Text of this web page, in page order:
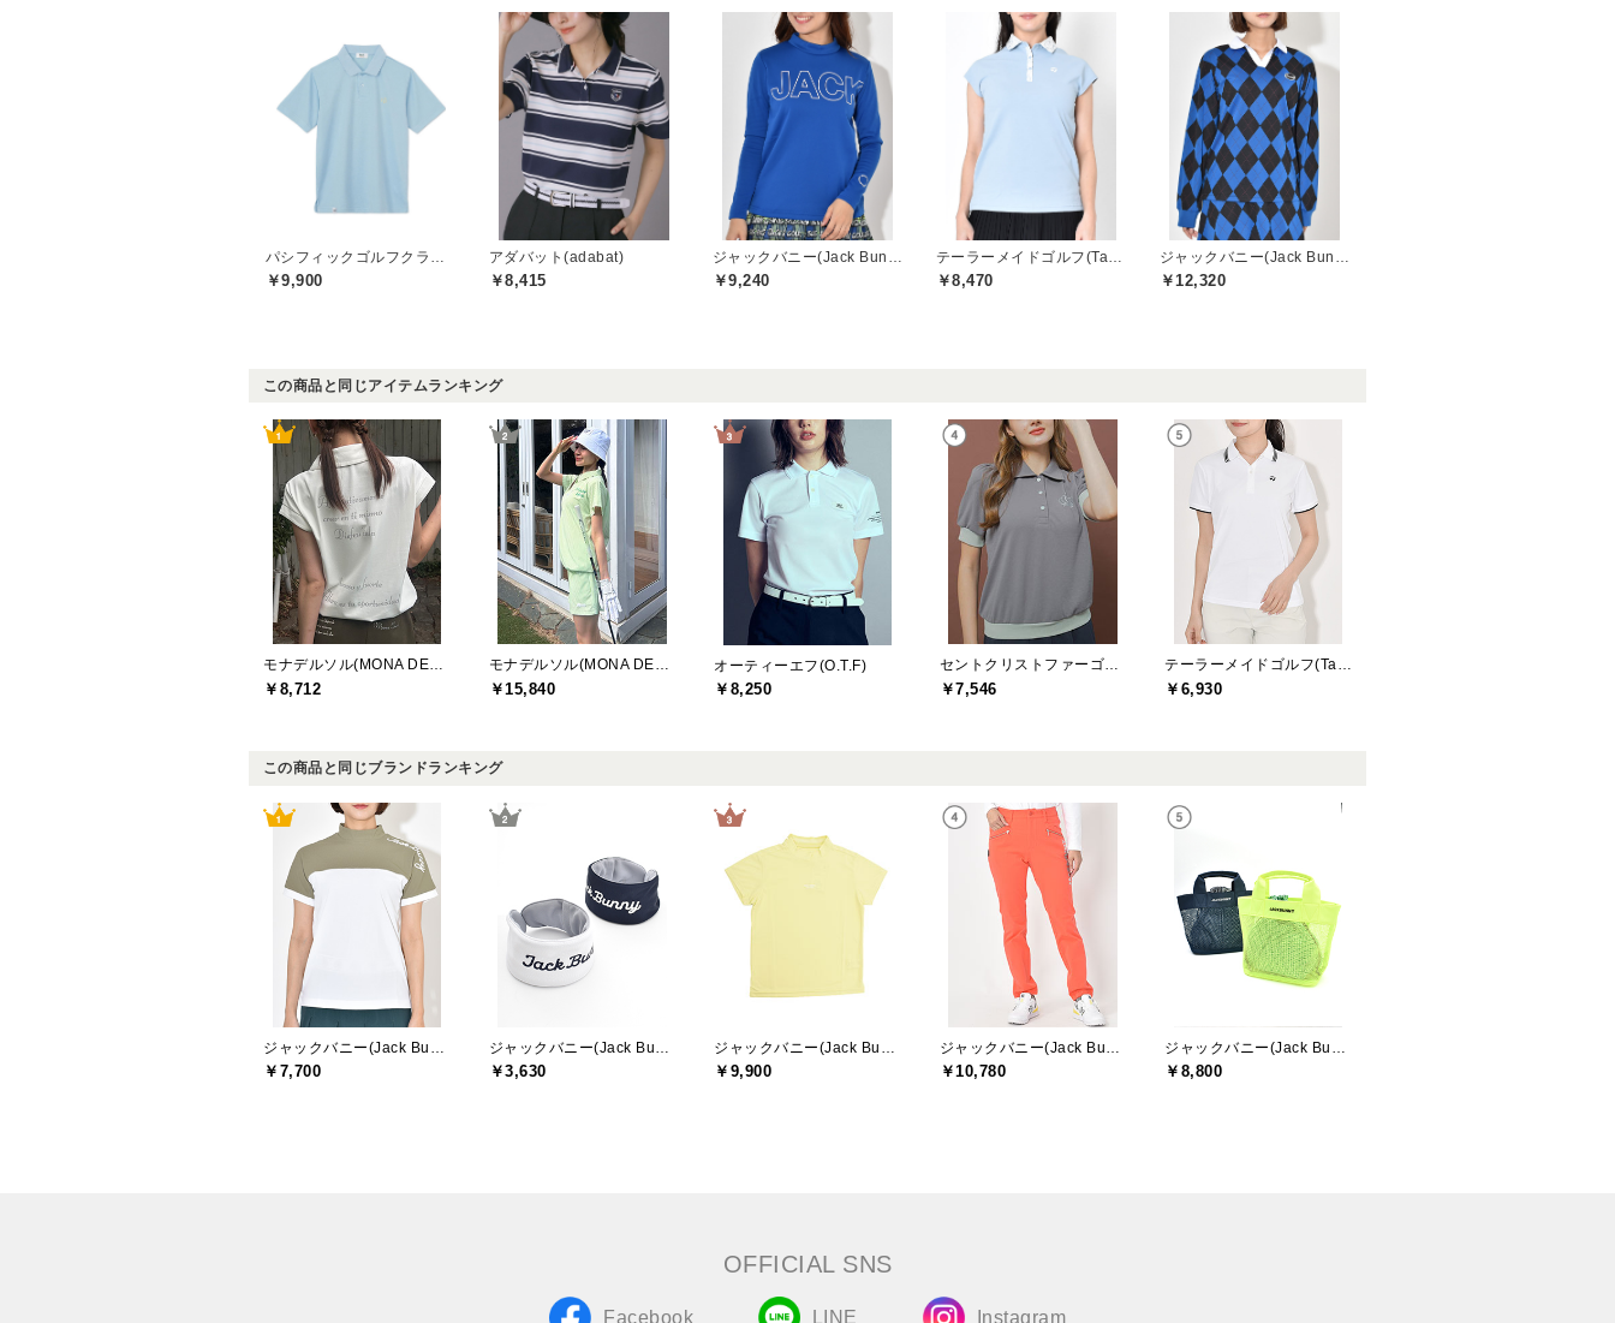
￥9,900
アダバット(adabat)
￥8,415 ￥9,240 ￥8,470 ￥12,320
この商品と同じアイテムランキング
￥8,712 ￥15,840
オーティーエフ(O.T.F)
￥8,250 ￥7,546 ￥6,930
この商品と同じブランドランキング
￥7,700 ￥3,630 ￥9,900 ￥10,780 ￥8,800
OFFICIAL SNS
Facebook LINE Instagram